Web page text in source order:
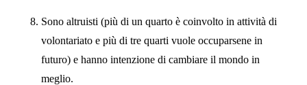
Sono altruisti (più di un quarto è coinvolto in attività di
volontariato e più di tre quarti vuole occuparsene in
futuro) e hanno intenzione di cambiare il mondo in
meglio.